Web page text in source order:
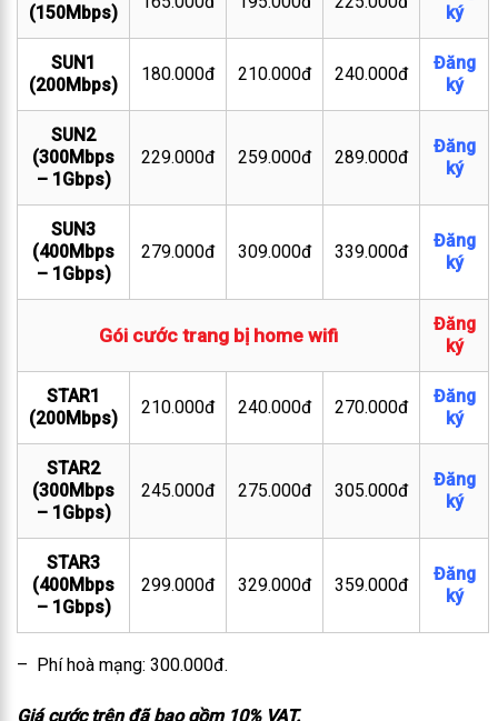
(150Mbps)
ký
SUN1
(200Mbps)
180.000đ 210.000đ 240.000đ
Đăng
ký
SUN2
(300Mbps
– 1Gbps)
229.000đ 259.000đ 289.000đ
Đăng
ký
SUN3
(400Mbps
– 1Gbps)
279.000đ 309.000đ 339.000đ
Đăng
ký
Gói cước trang bị home wifi
Đăng
ký
STAR1
(200Mbps)
210.000đ 240.000đ 270.000đ
Đăng
ký
STAR2
(300Mbps
– 1Gbps)
245.000đ 275.000đ 305.000đ
Đăng
ký
STAR3
(400Mbps
– 1Gbps)
299.000đ 329.000đ 359.000đ
Đăng
ký
– Phí hoà mạng: 300.000đ.
Giá cước trên đã bao gồm 10% VAT.